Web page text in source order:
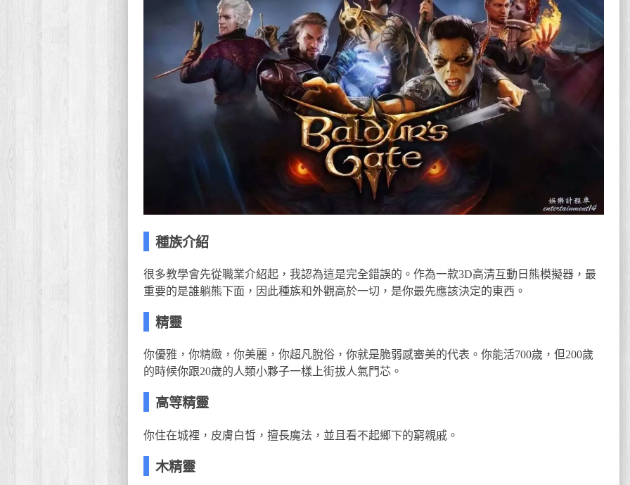
種族介紹
很多教學會先從職業介紹起，我認為這是完全錯誤的。作為一款3D高清互動日熊模擬器，最
重要的是誰躺熊下面，因此種族和外觀高於一切，是你最先應該決定的東西。
精靈
你優雅，你精緻，你美麗，你超凡脫俗，你就是脆弱感審美的代表。你能活700歲，但200歲
的時候你跟20歲的人類小夥子一樣上街拔人氣門芯。
高等精靈
你住在城裡，皮膚白皙，擅長魔法，並且看不起鄉下的窮親戚。
木精靈